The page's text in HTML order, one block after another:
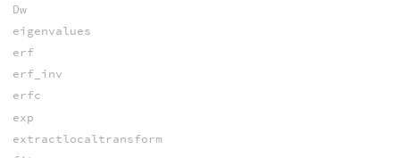
Dw
eigenvalues
erf
erf_inv
erfc
exp
extractlocaltransform